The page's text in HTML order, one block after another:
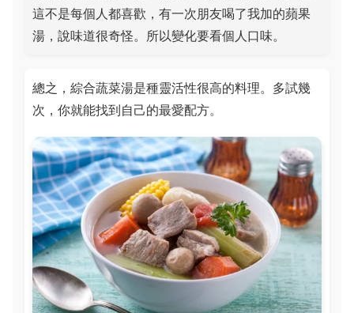
這不是每個人都喜歡，有一次朋友喝了我加的蘋果
湯，說味道很奇怪。所以變化要看個人口味。
總之，綜合蔬菜湯是種靈活性很高的料理。多試幾
次，你就能找到自己的最愛配方。